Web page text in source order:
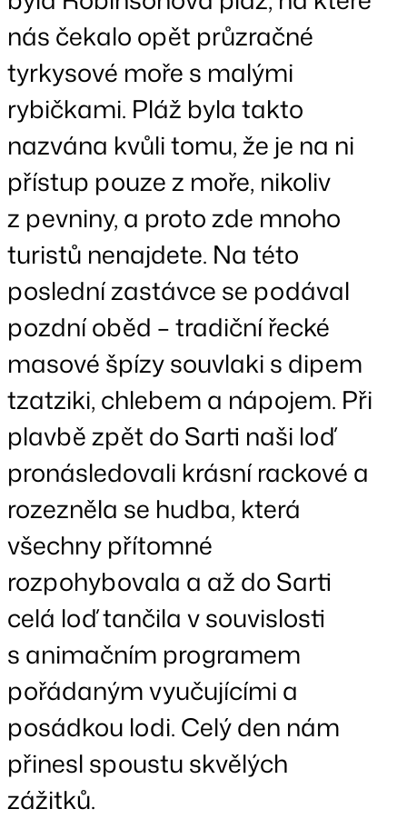
nás čekalo opět průzračné
tyrkysové moře s malými
rybičkami. Pláž byla takto
nazvána kvůli tomu, že je na ni
přístup pouze z moře, nikoliv
z pevniny, a proto zde mnoho
turistů nenajdete. Na této
poslední zastávce se podával
pozdní oběd – tradiční řecké
masové špízy souvlaki s dipem
tzatziki, chlebem a nápojem. Při
plavbě zpět do Sarti naši loď
pronásledovali krásní rackové a
rozezněla se hudba, která
všechny přítomné
rozpohybovala a až do Sarti
celá loď tančila v souvislosti
s animačním programem
pořádaným vyučujícími a
posádkou lodi. Celý den nám
přinesl spoustu skvělých
zážitků.